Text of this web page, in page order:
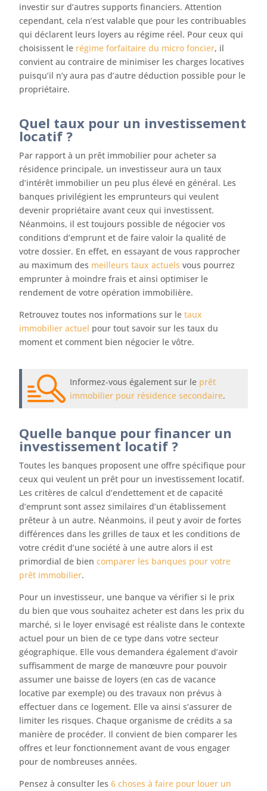
investir sur d’autres supports financiers. Attention
cependant, cela n’est valable que pour les contribuables
qui déclarent leurs loyers au régime réel. Pour ceux qui
choisissent le régime forfaitaire du micro foncier, il
convient au contraire de minimiser les charges locatives
puisqu’il n’y aura pas d’autre déduction possible pour le
propriétaire.
Quel taux pour un investissement
locatif ?
Par rapport à un prêt immobilier pour acheter sa
résidence principale, un investisseur aura un taux
d’intérêt immobilier un peu plus élevé en général. Les
banques privilégient les emprunteurs qui veulent
devenir propriétaire avant ceux qui investissent.
Néanmoins, il est toujours possible de négocier vos
conditions d’emprunt et de faire valoir la qualité de
votre dossier. En effet, en essayant de vous rapprocher
au maximum des meilleurs taux actuels vous pourrez
emprunter à moindre frais et ainsi optimiser le
rendement de votre opération immobilière.
Retrouvez toutes nos informations sur letaux
immobilier actuel pour tout savoir sur les taux du
moment et comment bien négocier le vôtre.
Informez-vous également sur le prêt
immobilier pour résidence secondaire.
Quelle banque pour financer un
investissement locatif ?
Toutes les banques proposent une offre spécifique pour
ceux qui veulent un prêt pour un investissement locatif.
Les critères de calcul d’endettement et de capacité
d’emprunt sont assez similaires d’un établissement
prêteur à un autre. Néanmoins, il peut y avoir de fortes
différences dans les grilles de taux et les conditions de
votre crédit d’une société à une autre alors il est
primordial de biencomparer les banques pour votre
prêt immobilier.
Pour un investisseur, une banque va vérifier si le prix
du bien que vous souhaitez acheter est dans les prix du
marché, si le loyer envisagé est réaliste dans le contexte
actuel pour un bien de ce type dans votre secteur
géographique. Elle vous demandera également d’avoir
suffisamment de marge de manœuvre pour pouvoir
assumer une baisse de loyers (en cas de vacance
locative par exemple) ou des travaux non prévus à
effectuer dans ce logement. Elle va ainsi s’assurer de
limiter les risques. Chaque organisme de crédits a sa
manière de procéder. Il convient de bien comparer les
offres et leur fonctionnement avant de vous engager
pour de nombreuses années.
Pensez à consulter les6 choses à faire pour louer un